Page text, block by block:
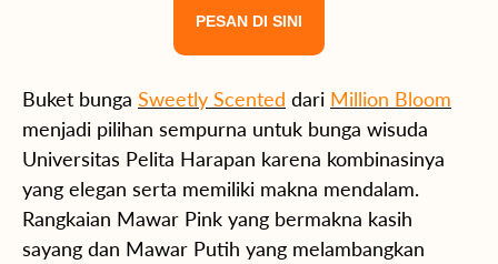
PESAN DI SINI
Buket bunga Sweetly Scented dari Million Bloom
menjadi pilihan sempurna untuk bunga wisuda
Universitas Pelita Harapan karena kombinasinya
yang elegan serta memiliki makna mendalam.
Rangkaian Mawar Pink yang bermakna kasih
sayang dan Mawar Putih yang melambangkan